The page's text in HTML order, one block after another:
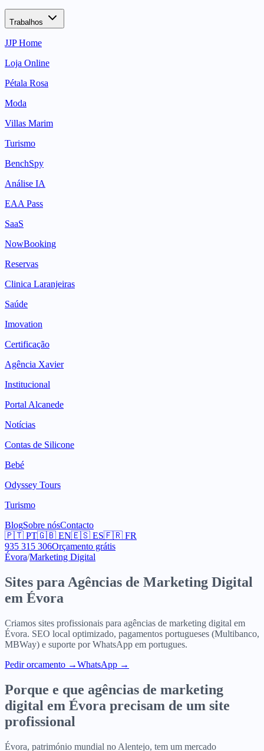
Trabalhos
JJP Home
Loja Online
Pétala Rosa
Moda
Villas Marim
Turismo
BenchSpy
Análise IA
EAA Pass
SaaS
NowBooking
Reservas
Clinica Laranjeiras
Saúde
Imovation
Certificação
Agência Xavier
Institucional
Portal Alcanede
Notícias
Contas de Silicone
Bebé
Odyssey Tours
Turismo
BlogSobre nósContacto
🇵🇹 PT🇬🇧 EN🇪🇸 ES🇫🇷 FR
935 315 306Orçamento grátis
Évora/Marketing Digital
Sites para Agências de Marketing Digital
em Évora
Criamos sites profissionais para agências de marketing digital em
Évora. SEO local optimizado, pagamentos portugueses (Multibanco,
MBWay) e suporte por WhatsApp em portugues.
Pedir orcamento →WhatsApp →
Porque e que agências de marketing
digital em Évora precisam de um site
profissional
Évora, património mundial no Alentejo, tem um mercado